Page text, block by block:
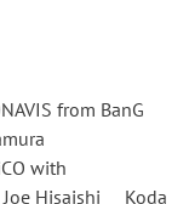
from BanG
with
Joe Hisaishi
Koda